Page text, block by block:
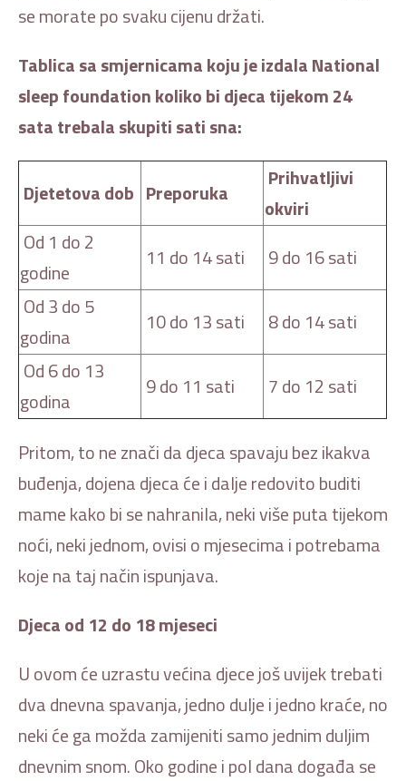
se morate po svaku cijenu držati.
Tablica sa smjernicama koju je izdala National
sleep foundation koliko bi djeca tijekom 24
sata trebala skupiti sati sna:
Djetetova dob Preporuka
Prihvatljivi
okviri
Od 1 do 2
godine
11 do 14 sati
9 do 16 sati
Od 3 do 5
godina
10 do 13 sati
8 do 14 sati
Od 6 do 13
godina
9 do 11 sati 7 do 12 sati
Pritom, to ne znači da djeca spavaju bez ikakva
buđenja, dojena djeca će i dalje redovito buditi
mame kako bi se nahranila, neki više puta tijekom
noći, neki jednom, ovisi o mjesecima i potrebama
koje na taj način ispunjava.
Djeca od 12 do 18 mjeseci
U ovom će uzrastu većina djece još uvijek trebati
dva dnevna spavanja, jedno dulje i jedno kraće, no
neki će ga možda zamijeniti samo jednim duljim
dnevnim snom. Oko godine i pol dana događa se